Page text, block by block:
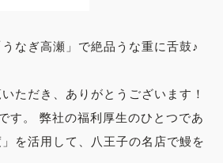
なぎ高瀬」で絶品うな重に舌鼓♪
ただき、ありがとうございます！
す。 弊社の福利厚生のひとつであ
を活用して、八王子の名店で鰻を